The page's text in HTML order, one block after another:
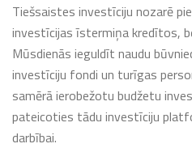
Tiešsaistes investīciju nozarē
investīcijas īstermiņa kredītos,
Mūsdienās ieguldīt naudu
investīciju fondi un turīgas
samērā ierobežotu budžetu
pateicoties tādu investīciju
darbībai.